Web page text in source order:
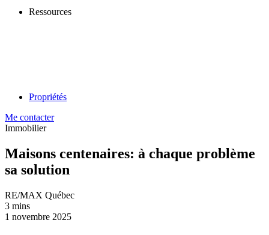
Ressources
Propriétés
Me contacter
Immobilier
Maisons centenaires: à chaque problème
sa solution
RE/MAX Québec
3 mins
1 novembre 2025